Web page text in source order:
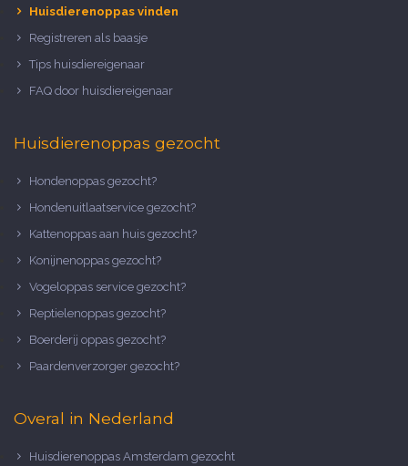
Huisdierenoppas vinden
Registreren als baasje
Tips huisdiereigenaar
FAQ door huisdiereigenaar
Huisdierenoppas gezocht
Hondenoppas gezocht?
Hondenuitlaatservice gezocht?
Kattenoppas aan huis gezocht?
Konijnenoppas gezocht?
Vogeloppas service gezocht?
Reptielenoppas gezocht?
Boerderij oppas gezocht?
Paardenverzorger gezocht?
Overal in Nederland
Huisdierenoppas Amsterdam gezocht